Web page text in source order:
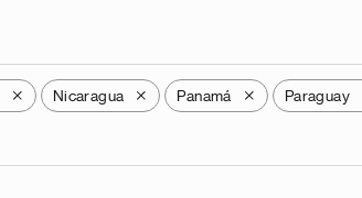
X Nicaragua X Panamá X Paraguay